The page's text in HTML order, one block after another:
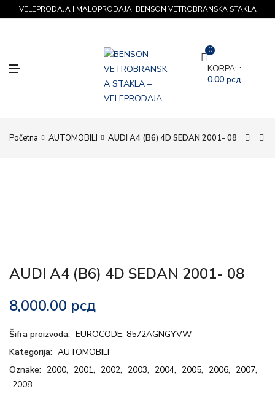
VELEPRODAJA I MALOPRODAJA: BENSON VETROBRANSKA STAKLA
0
KORPA: :
0.00 рсд
Početna AUTOMOBILI AUDI A4 (B6) 4D SEDAN 2001- 08
AUDI A4 (B6) 4D SEDAN 2001- 08
8,000.00 рсд
Šifra proizvoda: EUROCODE: 8572AGNGYVW
Kategorija: AUTOMOBILI
Oznake: 2000, 2001, 2002, 2003, 2004, 2005, 2006, 2007,
2008